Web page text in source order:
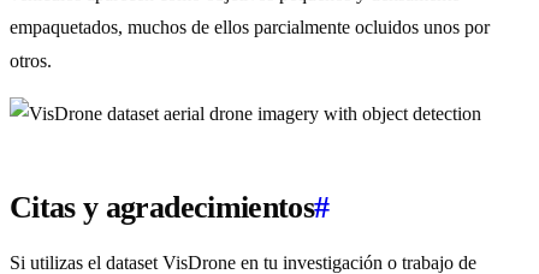
empaquetados, muchos de ellos parcialmente ocluidos unos por
otros.
Citas y agradecimientos#
Si utilizas el dataset VisDrone en tu investigación o trabajo de